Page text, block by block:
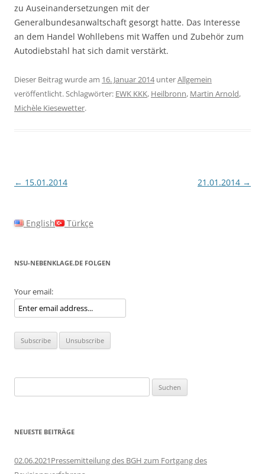
zu Auseinandersetzungen mit der
Generalbundesanwaltschaft gesorgt hatte. Das Interesse
an dem Handel Wohllebens mit Waffen und Zubehör zum
Autodiebstahl hat sich damit verstärkt.
Dieser Beitrag wurde am 16. Januar 2014unterAllgemein
veröffentlicht. Schlagwörter: EWK KKK, Heilbronn, Martin Arnold,
Michèle Kiesewetter.
Beitragsnavigation
← 15.01.2014 21.01.2014 →
English Türkçe
NSU-NEBENKLAGE.DE FOLGEN
Your email:
nach:
NEUESTE BEITRÄGE
02.06.2021Pressemitteilung des BGH zum Fortgang des